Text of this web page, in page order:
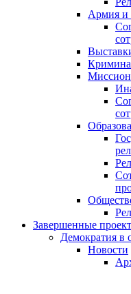
Армия и
Завершенные
Демократия в
Новости